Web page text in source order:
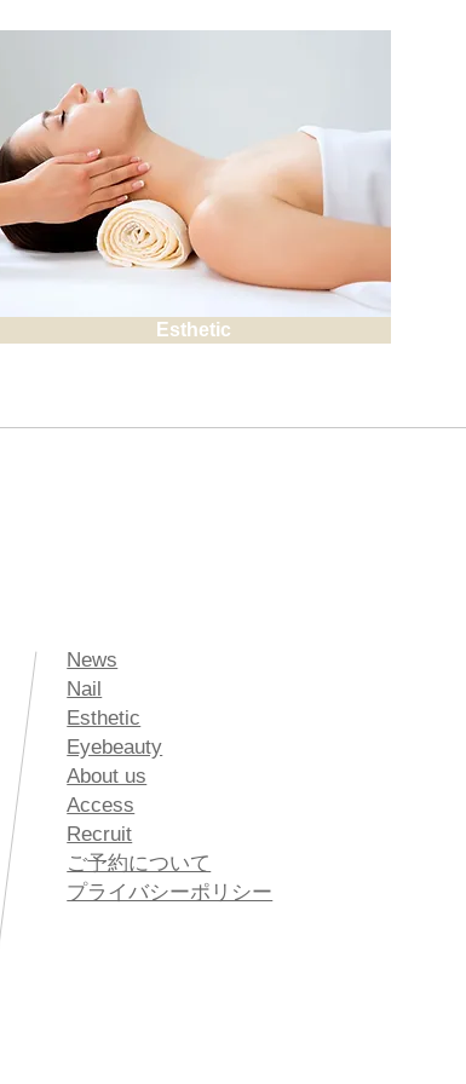
Esthetic
News
Nail
Esthetic
Eyebeauty
About us
Access
Recruit
ご予約について
プライバシーポリシー